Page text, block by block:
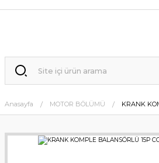
Anasayfa MOTOR BÖLÜMÜ KRANK